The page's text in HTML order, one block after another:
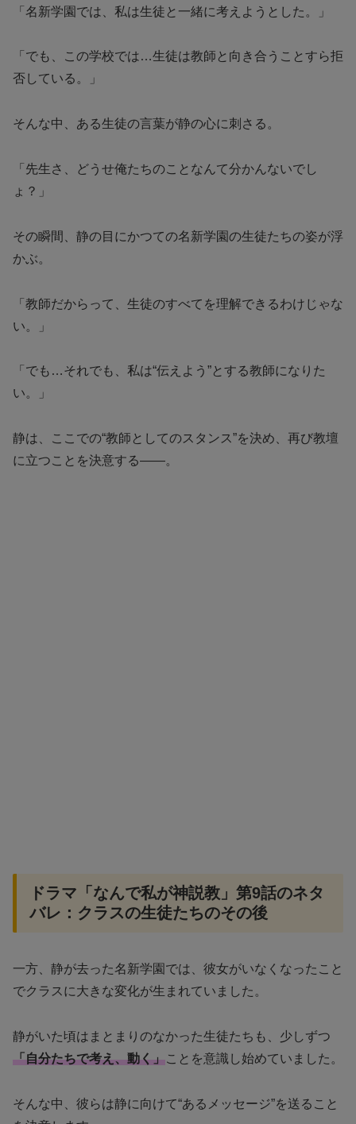
「名新学園では、私は生徒と一緒に考えようとした。」
「でも、この学校では…生徒は教師と向き合うことすら拒
否している。」
そんな中、ある生徒の言葉が静の心に刺さる。
「先生さ、どうせ俺たちのことなんて分かんないでし
ょ？」
その瞬間、静の目にかつての名新学園の生徒たちの姿が浮
かぶ。
「教師だからって、生徒のすべてを理解できるわけじゃな
い。」
「でも…それでも、私は“伝えよう”とする教師になりた
い。」
静は、ここでの“教師としてのスタンス”を決め、再び教壇
に立つことを決意する——。
ドラマ「なんで私が神説教」第9話のネタ
バレ：クラスの生徒たちのその後
一方、静が去った名新学園では、彼女がいなくなったこと
でクラスに大きな変化が生まれていました。
静がいた頃はまとまりのなかった生徒たちも、少しずつ
「自分たちで考え、動く」ことを意識し始めていました。
そんな中、彼らは静に向けて“あるメッセージ”を送ること